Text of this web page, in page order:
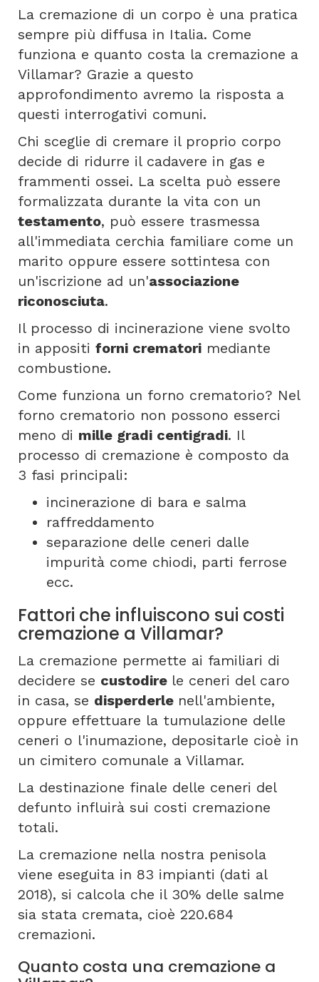
La cremazione di un corpo è una pratica
sempre più diffusa in Italia. Come
funziona e quanto costa la cremazione a
Villamar? Grazie a questo
approfondimento avremo la risposta a
questi interrogativi comuni.
Chi sceglie di cremare il proprio corpo
decide di ridurre il cadavere in gas e
frammenti ossei. La scelta può essere
formalizzata durante la vita con un
testamento, può essere trasmessa
all'immediata cerchia familiare come un
marito oppure essere sottintesa con
un'iscrizione ad un'associazione
riconosciuta.
Il processo di incinerazione viene svolto
in appositi forni crematori mediante
combustione.
Come funziona un forno crematorio? Nel
forno crematorio non possono esserci
meno di mille gradi centigradi. Il
processo di cremazione è composto da
3 fasi principali:
incinerazione di bara e salma
raffreddamento
separazione delle ceneri dalle
impurità come chiodi, parti ferrose
ecc.
Fattori che influiscono sui costi
cremazione a Villamar?
La cremazione permette ai familiari di
decidere se custodire le ceneri del caro
in casa, se disperderle nell'ambiente,
oppure effettuare la tumulazione delle
ceneri o l'inumazione, depositarle cioè in
un cimitero comunale a Villamar.
La destinazione finale delle ceneri del
defunto influirà sui costi cremazione
totali.
La cremazione nella nostra penisola
viene eseguita in 83 impianti (dati al
2018), si calcola che il 30% delle salme
sia stata cremata, cioè 220.684
cremazioni.
Quanto costa una cremazione a